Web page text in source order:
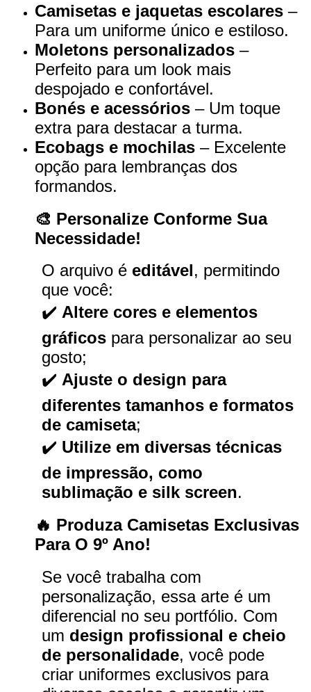
Camisetas e jaquetas escolares –
Para um uniforme único e estiloso.
Moletons personalizados –
Perfeito para um look mais
despojado e confortável.
Bonés e acessórios – Um toque
extra para destacar a turma.
Ecobags e mochilas – Excelente
opção para lembranças dos
formandos.
🎨 Personalize Conforme Sua
Necessidade!
O arquivo é editável, permitindo
que você:
✔️ Altere cores e elementos
gráficos para personalizar ao seu
gosto;
✔️ Ajuste o design para
diferentes tamanhos e formatos
de camiseta;
✔️ Utilize em diversas técnicas
de impressão, como
sublimação e silk screen.
🔥 Produza Camisetas Exclusivas
Para O 9º Ano!
Se você trabalha com
personalização, essa arte é um
diferencial no seu portfólio. Com
um design profissional e cheio
de personalidade, você pode
criar uniformes exclusivos para